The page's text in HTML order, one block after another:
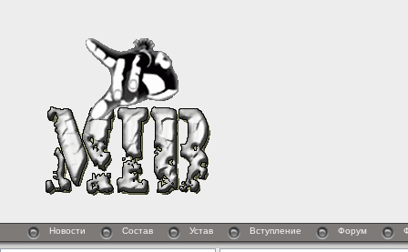
Новости Состав Устав Вступление Форум